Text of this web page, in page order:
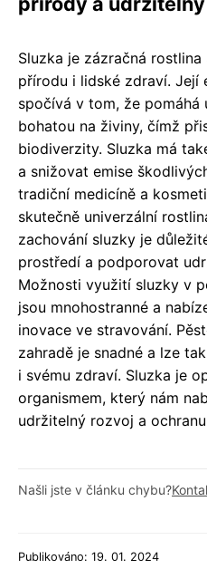
Sluzka je zázračná
přírodu i lidské zdraví. Její
spočívá v tom, že
bohatou na živiny, čímž
biodiverzity. Sluzka má
a snižovat emise
tradiční medicíně a
skutečně univerzální
zachování sluzky je
prostředí a podporovat
Možnosti využití sluzky v
jsou mnohostranné a
inovace ve stravování.
zahradě je snadné a lze
i svému zdraví. Sluzka je
organismem, který nám
udržitelný rozvoj a
Našli jste v článku chybu?
Publikováno: 19. 01. 2024